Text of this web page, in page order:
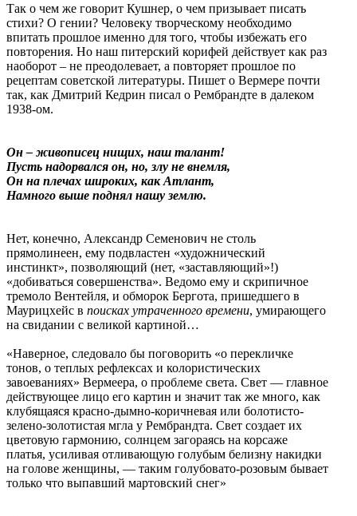
Так о чем же говорит Кушнер, о чем призывает писать
стихи? О гении? Человеку творческому необходимо
впитать прошлое именно для того, чтобы избежать его
повторения. Но наш питерский корифей действует как раз
наоборот – не преодолевает, а повторяет прошлое по
рецептам советской литературы. Пишет о Вермере почти
так, как Дмитрий Кедрин писал о Рембрандте в далеком
1938-ом.
Он – живописец нищих, наш талант!
Пусть надорвался он, но, злу не внемля,
Он на плечах широких, как Атлант,
Намного выше поднял нашу землю.
Нет, конечно, Александр Семенович не столь
прямолинеен, ему подвластен «художнический
инстинкт», позволяющий (нет, «заставляющий»!)
«добиваться совершенства». Ведомо ему и скрипичное
тремоло Вентейля, и обморок Бергота, пришедшего в
Маурицхейс в поисках утраченного времени, умирающего
на свидании с великой картиной…
«Наверное, следовало бы поговорить «о перекличке
тонов, о теплых рефлексах и колористических
завоеваниях» Вермеера, о проблеме света. Свет — главное
действующее лицо его картин и значит так же много, как
клубящаяся красно-дымно-коричневая или болотисто-
зелено-золотистая мгла у Рембрандта. Свет создает их
цветовую гармонию, солнцем загораясь на корсаже
платья, усиливая отливающую голубым белизну накидки
на голове женщины, — таким голубовато-розовым бывает
только что выпавший мартовский снег»